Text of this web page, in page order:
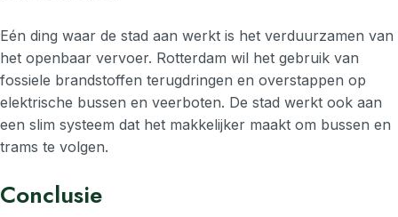
Eén ding waar de stad aan werkt is het verduurzamen van
het openbaar vervoer. Rotterdam wil het gebruik van
fossiele brandstoffen terugdringen en overstappen op
elektrische bussen en veerboten. De stad werkt ook aan
een slim systeem dat het makkelijker maakt om bussen en
trams te volgen.
Conclusie